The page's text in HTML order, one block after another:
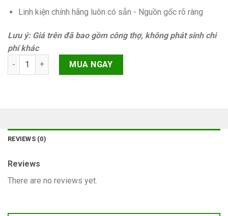
Linh kiện chính hãng luôn có sẵn - Nguồn gốc rõ ràng
Lưu ý: Giá trên đã bao gồm công thợ, không phát sinh chi
phí khác
Mặt kính Xiaomi Redmi Pad SE quantity
MUA NGAY
REVIEWS (0)
Reviews
There are no reviews yet.